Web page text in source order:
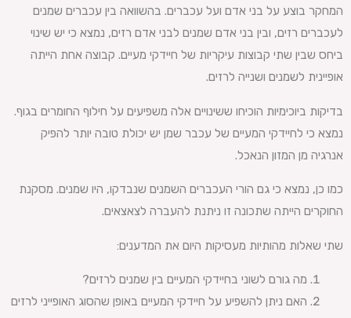
המחקר בוצע על בני אדם ועל עכברים. בהשוואה בין עכברים שמנים
לעכברים רזים, ובין בני אדם שמנים לבני אדם רזים, נמצא כי יש שינוי
ביחס שבין שתי קבוצות עיקריות של חיידקי מעיים. קבוצה אחת הייתה
אופיינית לשמנים ושנייה לרזים.
בדיקות ביוכימיות הוכיחו ששינויים אלה משפיעים על חילוף החומרים בגוף.
נמצא כי לחיידקי המעיים של עכבר שמן יש יכולת טובה יותר להפיק
אנרגיה מן המזון הנאכל.
כמו כן, נמצא כי גם הורי העכברים השמנים שנבדקו, היו שמנים. מסקנת
החוקרים הייתה שתכונה זו ניתנת להעברה לצאצאים.
שתי שאלות מהותיות מעסיקות היום את המדענים:
מה גורם לשוני בחיידקי המעיים בין שמנים לרזים?
האם ניתן להשפיע על חיידקי המעיים באופן שהסוג האופייני לרזים